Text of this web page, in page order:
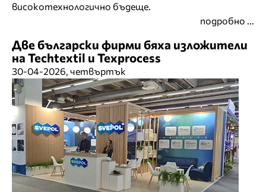
високотехнологично бъдеще.
подробно ...
Две български фирми бяха изложители
на Techtextil и Texprocess
30-04-2026, четвъртък